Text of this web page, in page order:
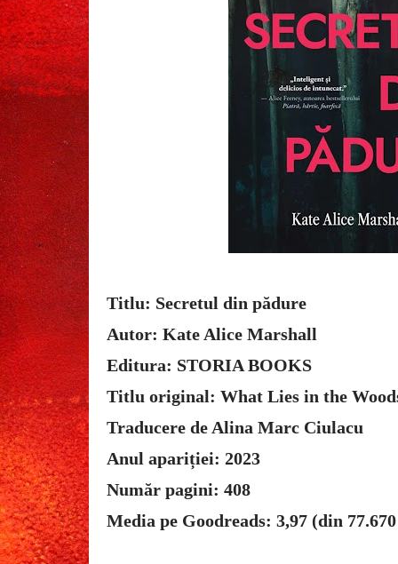
Titlu: Secretul din pădure
Autor: Kate Alice Marshall
Editura: STORIA BOOKS
Titlu original: What Lies in the
Traducere de Alina Marc Ciulacu
Anul apariției: 2023
Număr pagini: 408
Media pe Goodreads: 3,97 (din